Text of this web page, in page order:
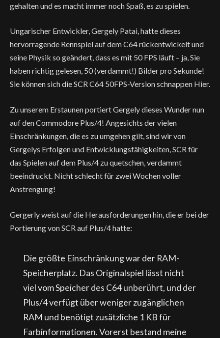
gehalten und es macht immer noch Spaß, es zu spielen.
Ungarischer Entwickler, Gergely Patai, hatte dieses
hervorragende Rennspiel auf dem C64 rückentwickelt und
seine Physik so geändert, dass es mit 50 FPS läuft – ja, Sie
haben richtig gelesen, 50 (verdammt!) Bilder pro Sekunde!
Sie können sich die SCR C64 50FPS-Version schnappen Hier.
Zu unserem Erstaunen portiert Gergely dieses Wunder nun
auf den Commodore Plus/4! Angesichts der vielen
Einschränkungen, die es zu umgehen gilt, sind wir von
Gergelys Erfolgen und Entwicklungsfähigkeiten, SCR für
das Spielen auf dem Plus/4 zu quetschen, verdammt
beeindruckt. Nicht schlecht für zwei Wochen voller
Anstrengung!
Gergerly weist auf die Herausforderungen hin, die er bei der
Portierung von SCR auf Plus/4 hatte:
Die größte Einschränkung war der RAM-
Speicherplatz. Das Originalspiel lässt nicht
viel vom Speicher des C64 unberührt, und der
Plus/4 verfügt über weniger zugänglichen
RAM und benötigt zusätzliche 1 KB für
Farbinformationen. Vorerst bestand meine